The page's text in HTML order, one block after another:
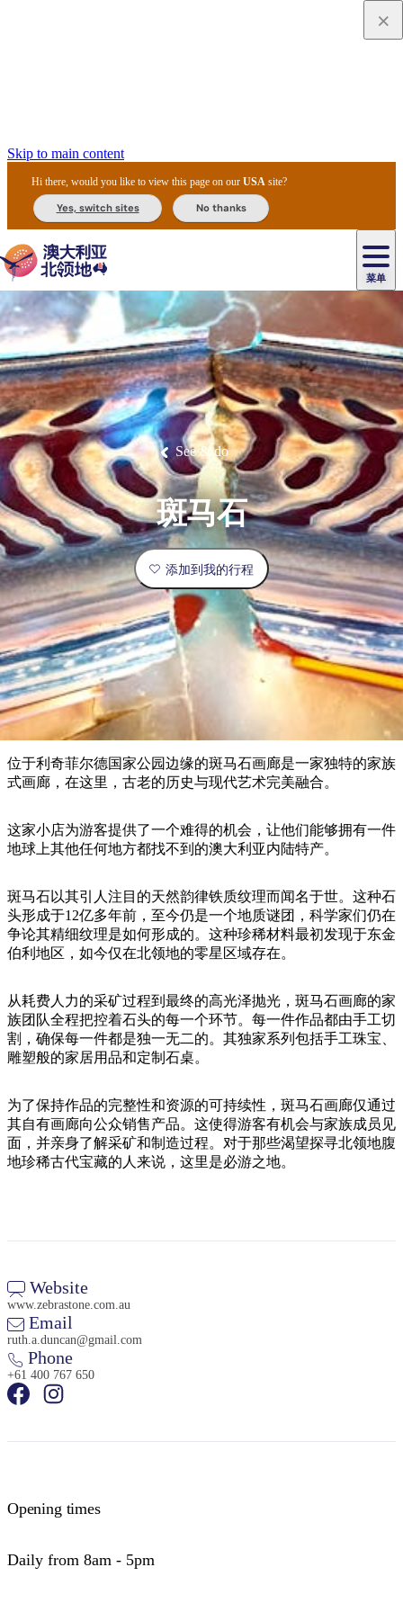
Skip to main content
Hi there, would you like to view this page on ourUSA site?
Yes, switch sites No thanks
菜单
主
导
航
景
点
最
受
欢
迎
目
的
地
内
陆
和
户
外
地
区
探
索
达
尔
文
爱
丽
斯
泉
乌
鲁
鲁
卡
卡
杜
国
家
公
园
李
治
菲
特
国
家
公
园
瓦
塔
卡
国
家
公
园
提
维
群
岛
东
阿
纳
姆
地
马
塔
兰
卡
温
泉
池
尼
特
米
鲁
克
国
家
公
园
卡
鲁
卡
鲁
/
魔
鬼
大
理
石
保
护
区
马
古
克
瀑
布
茨
奥
里
查
/
西
麦
克
唐
纳
国
家
公
园
活
动
体
验
旅
行
者
类
型
精
选
榜
单
住
民
文
化
体
验
美
食
攻
略
节
庆
与
活
动
户
外
和
探
险
自
然
和
野
生
动
植
物
历
史
和
遗
产
钓
鱼
高
端
旅
游
露
营
和
豪
华
野
营
旅
行
灵
感
规
划
您
的
行
规
划
和
预
订
实
用
信
息
划
工
具
住
宿
导
游
陪
同
旅
程
租
车
和
交
通
搜
Sign
See & do
斑马石
添加到我的行程
位于利奇菲尔德国家公园边缘的斑马石画廊是一家独特的家族
式画廊，在这里，古老的历史与现代艺术完美融合。
这家小店为游客提供了一个难得的机会，让他们能够拥有一件
地球上其他任何地方都找不到的澳大利亚内陆特产。
斑马石以其引人注目的天然韵律铁质纹理而闻名于世。这种石
头形成于12亿多年前，至今仍是一个地质谜团，科学家们仍在
争论其精细纹理是如何形成的。这种珍稀材料最初发现于东金
伯利地区，如今仅在北领地的零星区域存在。
从耗费人力的采矿过程到最终的高光泽抛光，斑马石画廊的家
族团队全程把控着石头的每一个环节。每一件作品都由手工切
割，确保每一件都是独一无二的。其独家系列包括手工珠宝、
雕塑般的家居用品和定制石桌。
为了保持作品的完整性和资源的可持续性，斑马石画廊仅通过
其自有画廊向公众销售产品。这使得游客有机会与家族成员见
面，并亲身了解采矿和制造过程。对于那些渴望探寻北领地腹
地珍稀古代宝藏的人来说，这里是必游之地。
Website
www.zebrastone.com.au
Email
ruth.a.duncan@gmail.com
Phone
+61 400 767 650
Opening times
Daily from 8am - 5pm